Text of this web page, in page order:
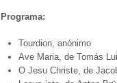
Programa:
Tourdion, anónimo
Ave Maria, de Tomás
O Jesu Christe, de